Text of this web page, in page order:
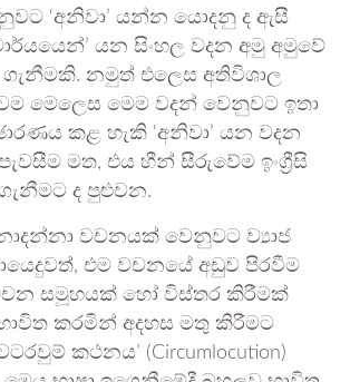
‘අනිවා’ යන්න යොදනු ද ඇසී
යන සිංහල වදන අමු අමුවේ
ගැනීමකි. නමුත් එලෙස අතිවිශාල
මෙලෙස මෙම වදන් වෙනුවට ඉතා
කළ හැකි ‘අනිවා’ යන වදන
මත, එය හීන් සීරුවේම ඉංග්‍රීසි
ද පුළුවන.
වචනයක් වෙනුවට ව්‍යාජ
එම වචනයේ අඩුව පිරවීම
සමූහයක් හෝ විස්තර කිරීමක්
භාවිත කරමින් අදහස මතු කිරීමට
කථනය’ (Circumlocution)